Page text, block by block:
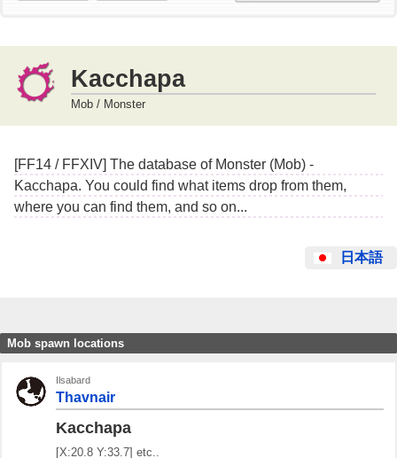
Kacchapa
Mob / Monster
[FF14 / FFXIV] The database of Monster (Mob) -
Kacchapa. You could find what items drop from them,
where you can find them, and so on...
日本語
Mob spawn locations
Ilsabard
Thavnair
Kacchapa
[X:20.8 Y:33.7] etc..